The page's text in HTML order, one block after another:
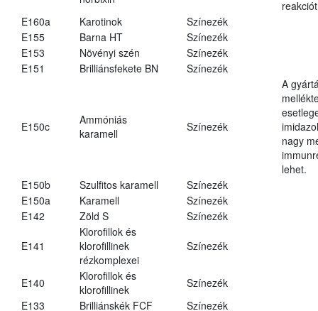
E160a
Karotinok
Színezék
E155
Barna HT
Színezék
E153
Növényi szén
Színezék
E151
Brilliánsfekete BN Színezék
E150c
Ammóniás
karamell
Színezék
A
nagy
lehet.
E150b
Szulfitos karamell
Színezék
E150a
Karamell
Színezék
E142
Zöld S Színezék
E141
Klorofillok és
klorofillinek
rézkomplexei
Színezék
E140
Klorofillok és
klorofillinek
Színezék
E133
Brilliánskék FCF
Színezék